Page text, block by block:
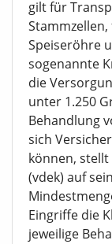
gilt für
Speiseröhre
sogenannte
die
unter 1.250
Behandlung
sich
können, stellt
(vdek) auf
Eingriffe die
jeweilige